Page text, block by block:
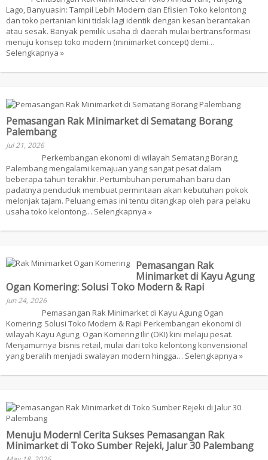
Lago, Banyuasin: Tampil Lebih Modern dan Efisien Toko kelontong
dan toko pertanian kini tidak lagi identik dengan kesan berantakan
atau sesak. Banyak pemilik usaha di daerah mulai bertransformasi
menuju konsep toko modern (minimarket concept) demi…
Selengkapnya »
Pemasangan Rak Minimarket di Sematang Borang
Palembang
Jul 21, 2026
Perkembangan ekonomi di wilayah Sematang Borang,
Palembang mengalami kemajuan yang sangat pesat dalam
beberapa tahun terakhir. Pertumbuhan perumahan baru dan
padatnya penduduk membuat permintaan akan kebutuhan pokok
melonjak tajam. Peluang emas ini tentu ditangkap oleh para pelaku
usaha toko kelontong… Selengkapnya »
Pemasangan Rak
Minimarket di Kayu Agung
Ogan Komering: Solusi Toko Modern & Rapi
Jun 24, 2026
Pemasangan Rak Minimarket di Kayu Agung Ogan
Komering: Solusi Toko Modern & Rapi Perkembangan ekonomi di
wilayah Kayu Agung, Ogan Komering Ilir (OKI) kini melaju pesat.
Menjamurnya bisnis retail, mulai dari toko kelontong konvensional
yang beralih menjadi swalayan modern hingga… Selengkapnya »
Menuju Modern! Cerita Sukses Pemasangan Rak
Minimarket di Toko Sumber Rejeki, Jalur 30 Palembang